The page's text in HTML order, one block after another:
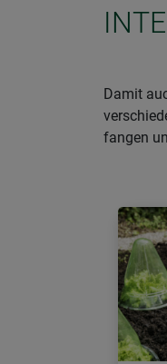
Damit
fangen